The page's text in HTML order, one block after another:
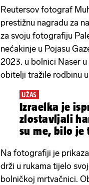
Reutersov fotograf
prestižnu nagradu za
za svoju fotografiju
nećakinje u Pojasu
2023. u bolnici Naser u
obitelji tražile rodbinu
UŽAS
Izraelka je
zlostavljali
su me, bilo je
Na fotografiji je
drži u rukama tijelo
bolničkoj mrtvačnici.